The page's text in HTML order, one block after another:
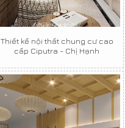
Thiết kế nội thất chung cư cao
cấp Ciputra - Chị Hạnh